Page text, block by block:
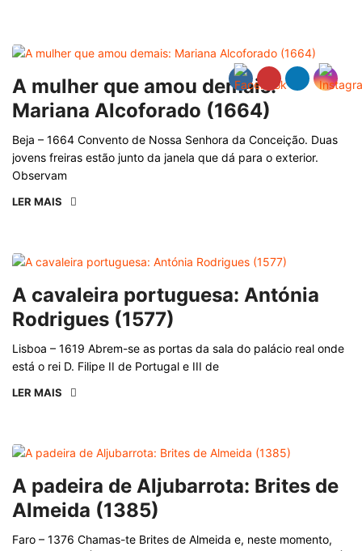
A mulher que amou demais:
Mariana Alcoforado (1664)
Beja – 1664 Convento de Nossa Senhora da Conceição. Duas
jovens freiras estão junto da janela que dá para o exterior.
Observam
LER MAIS
A cavaleira portuguesa: Antónia
Rodrigues (1577)
Lisboa – 1619 Abrem-se as portas da sala do palácio real onde
está o rei D. Filipe II de Portugal e III de
LER MAIS
A padeira de Aljubarrota: Brites de
Almeida (1385)
Faro – 1376 Chamas-te Brites de Almeida e, neste momento,